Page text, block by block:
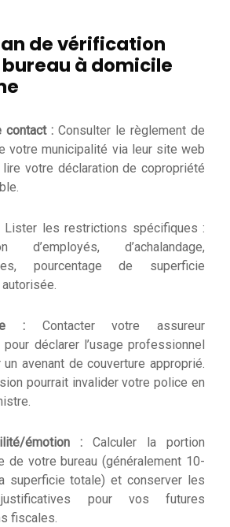
de vérification
à domicile
contact : Consulter le règlement de
votre municipalité via leur site web
votre déclaration de copropriété
Lister les restrictions spécifiques :
d’employés, d’achalandage,
pourcentage de superficie
:Contacter votre assureur
pour déclarer l’usage professionnel
avenant de couverture approprié.
pourrait invalider votre police en
émotion : Calculer la portion
de votre bureau (généralement 10-
superficie totale) et conserver les
pour vos futures
fiscales.